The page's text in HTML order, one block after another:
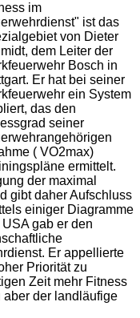
im
ist das
von Dieter
dem Leiter der
Bosch in
Er hat bei seiner
ein System
das den
seiner
( VO2max)
ermittelt.
der maximal
gibt daher Aufschluss
einiger Diagramme
gab er den
Er appellierte
Priorität zu
Zeit mehr Fitness
aber der landläufige